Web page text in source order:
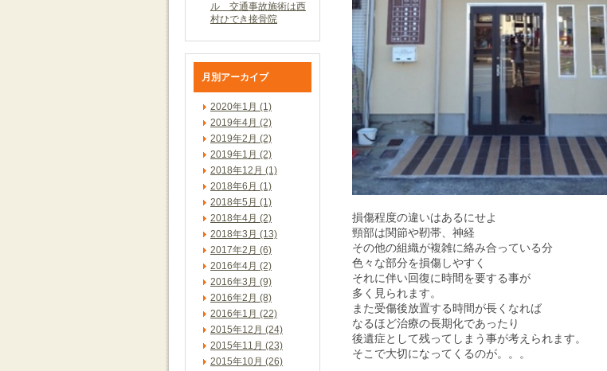
損傷程度の違いはあるにせよ
頸部は関節や靭帯、神経
その他の組織が複雑に絡み合っている分
色々な部分を損傷しやすく
それに伴い回復に時間を要する事が
多く見られます。
また受傷後放置する時間が長くなれば
なるほど治療の長期化であったり
後遺症として残ってしまう事が考えられます。
そこで大切になってくるのが。。。
ル 交通事故施術は西
村ひでき接骨院
月別アーカイブ
2020年1月 (1)
2019年4月 (2)
2019年2月 (2)
2019年1月 (2)
2018年12月 (1)
2018年6月 (1)
2018年5月 (1)
2018年4月 (2)
2018年3月 (13)
2017年2月 (6)
2016年4月 (2)
2016年3月 (9)
2016年2月 (8)
2016年1月 (22)
2015年12月 (24)
2015年11月 (23)
2015年10月 (26)